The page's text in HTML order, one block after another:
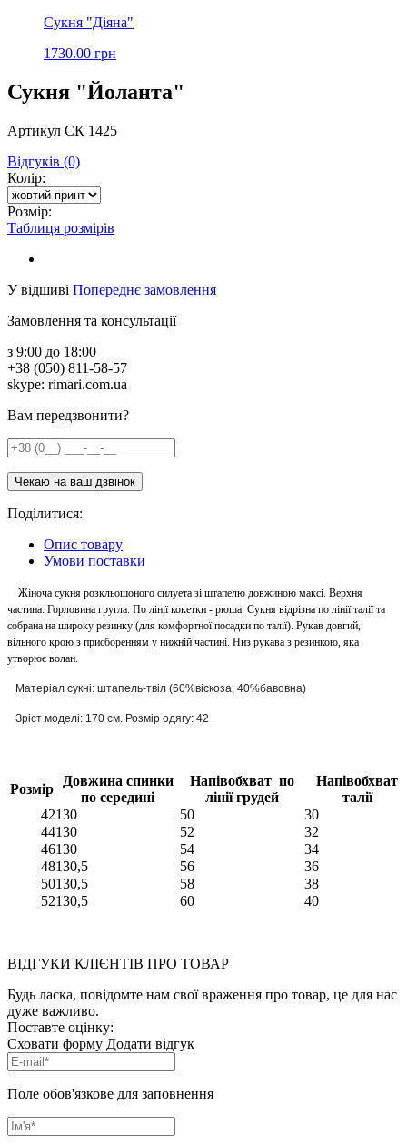
Сукня "Діяна"
1730.00 грн
Сукня "Йоланта"
Артикул СК 1425
Відгуків (0)
Колір:
Розмір:
Таблиця розмірів
У відшиві Попереднє замовлення
Замовлення та консультації
з 9:00 до 18:00
+38 (050) 811-58-57
skype: rimari.com.ua
Вам передзвонити?
Поділитися:
Опис товару
Умови поставки
Жіноча сукня розкльошоного силуета зі штапелю довжиною максі. Верхня
частина: Горловина гругла. По лінії кокетки - рюша. Сукня відрізна по лінії талії та
собрана на широку резинку (для комфортної посадки по талії). Рукав довгий,
вільного крою з присборенням у нижній частині. Низ рукава з резинкою, яка
утворює волан.
Матеріал сукні: штапель-твіл (60%віскоза, 40%бавовна)
Зріст моделі: 170 см. Розмір одягу: 42
Розмір
Довжина спинки
по середині
Напівобхват по
лінії грудей
Напівобхват
талії
42130 50
30
44130 52
32
46130 54
34
48130,5 56
36
50130,5 58
38
52130,5 60 40
ВІДГУКИ КЛІЄНТІВ ПРО ТОВАР
Будь ласка, повідомте нам свої враження про товар, це для нас
дуже важливо.
Поставте оцінку:
Сховати форму Додати відгук
Поле обов'язкове для заповнення